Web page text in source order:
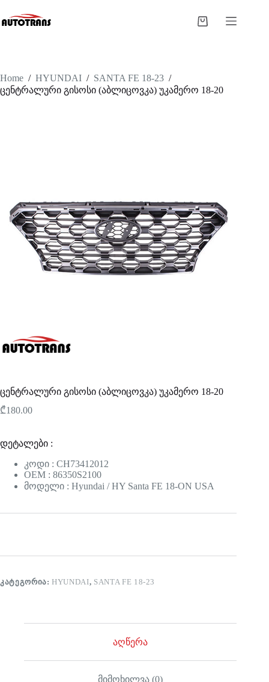
Home / HYUNDAI / SANTA FE 18-23 /
ცენტრალური გისოსი (აბლიცოვკა) უკამერო 18-20
ცენტრალური გისოსი (აბლიცოვკა) უკამერო 18-20
₾180.00
დეტალები :
კოდი : CH73412012
OEM : 86350S2100
მოდელი : Hyundai / HY Santa FE 18-ON USA
ᲙᲐᲢᲔᲒᲝᲠᲘᲐ:HYUNDAI, SANTA FE 18-23
აღწერა
მიმოხილვა (0)